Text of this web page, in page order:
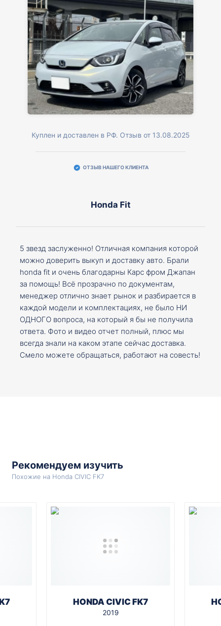
Куплен и доставлен в РФ. Отзыв от 13.08.2025
ОТЗЫВ НАШЕГО КЛИЕНТА
Honda Fit
5 звезд заслуженно! Отличная компания которой
можно доверить выкуп и доставку авто. Брали
honda fit и очень благодарны Карс фром Джапан
за помощь! Всё прозрачно по документам,
менеджер отлично знает рынок и разбирается в
каждой модели и комплектациях, не было НИ
ОДНОГО вопроса, на который я бы не получила
ответа. Фото и видео отчет полный, плюс мы
всегда знали на каком этапе сейчас доставка.
Смело можете обращаться, работают на совесть!
Рекомендуем изучить
Похожие на Honda CIVIC FK7
HONDA CIVIC FK7
2019